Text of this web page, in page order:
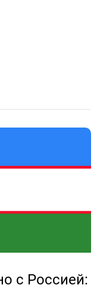
с Россией: